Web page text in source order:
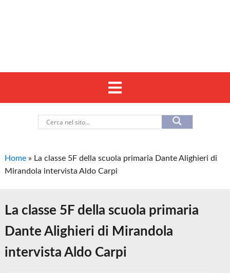
Home » La classe 5F della scuola primaria Dante Alighieri di
Mirandola intervista Aldo Carpi
La classe 5F della scuola primaria
Dante Alighieri di Mirandola
intervista Aldo Carpi